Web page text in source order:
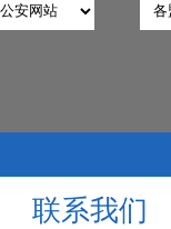
联系我们